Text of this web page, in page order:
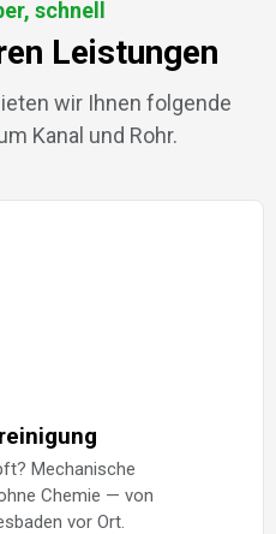
schnell
Leistungen
wir Ihnen folgende
Kanal und Rohr.
Mechanische
Chemie — von
vor Ort.